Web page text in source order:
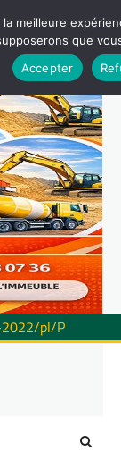
2022/pl/P
meilleure
que
Accepter